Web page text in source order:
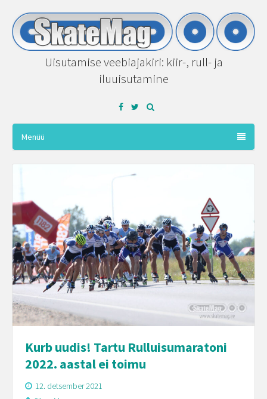
Uisutamise veebiajakiri: kiir-, rull- ja
iluuisutamine
Facebook
Twitter
Menüü
Kurb uudis! Tartu Rulluisumaratoni
2022. aastal ei toimu
12. detsember 2021